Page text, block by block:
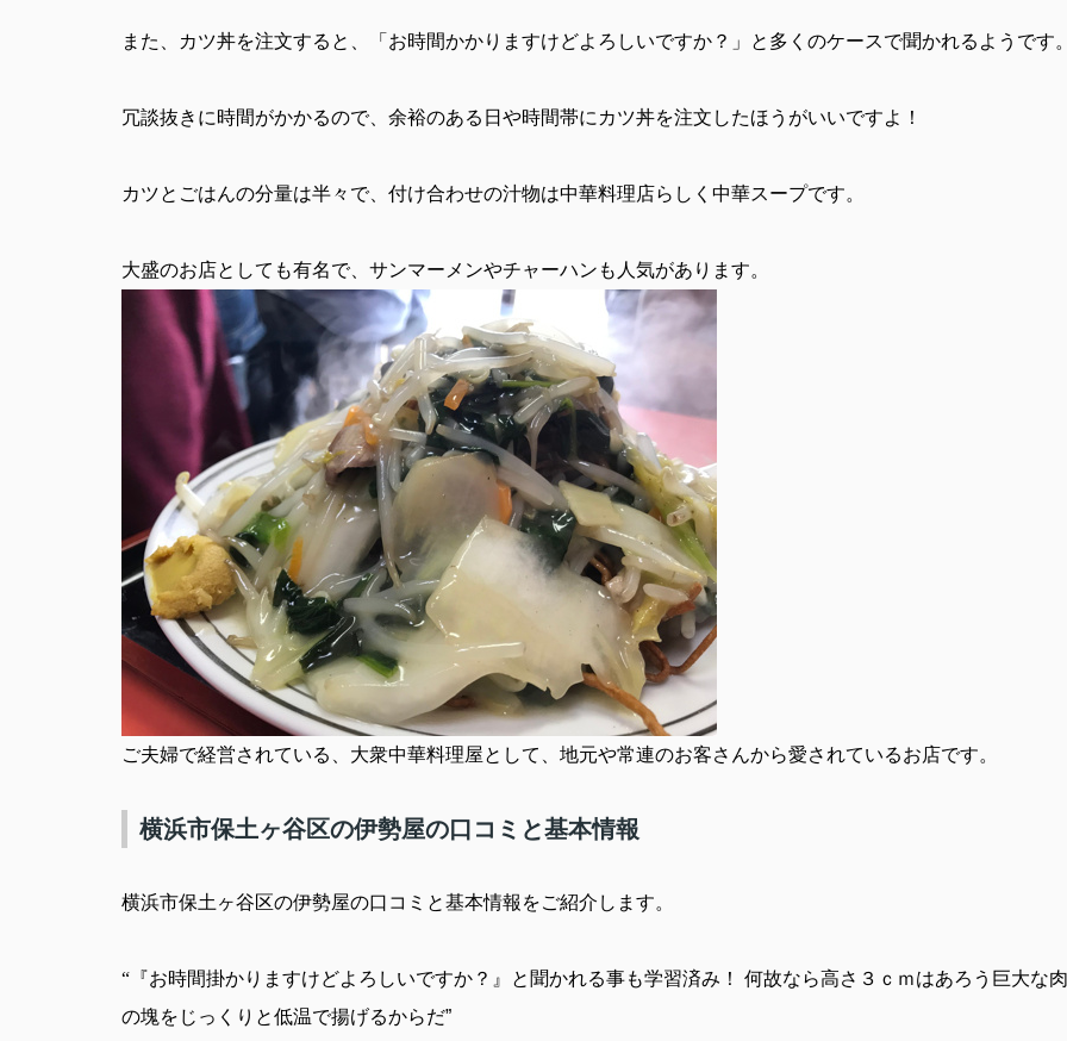
また、カツ丼を注文すると、「お時間かかりますけどよろしいですか？」と多くのケースで聞かれるようです
冗談抜きに時間がかかるので、余裕のある日や時間帯にカツ丼を注文したほうがいいですよ！
カツとごはんの分量は半々で、付け合わせの汁物は中華料理店らしく中華スープです。
大盛のお店としても有名で、サンマーメンやチャーハンも人気があります。
ご夫婦で経営されている、大衆中華料理屋として、地元や常連のお客さんから愛されているお店です。
横浜市保土ヶ谷区の伊勢屋の口コミと基本情報
横浜市保土ヶ谷区の伊勢屋の口コミと基本情報をご紹介します。
“『お時間掛かりますけどよろしいですか？』と聞かれる事も学習済み！ 何故なら高さ３ｃｍはあろう巨大な肉
の塊をじっくりと低温で揚げるからだ”